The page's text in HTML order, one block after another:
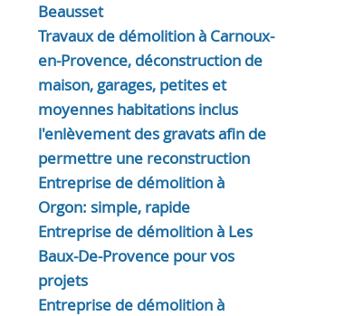
Beausset
Travaux de démolition à Carnoux-
en-Provence, déconstruction de
maison, garages, petites et
moyennes habitations inclus
l'enlèvement des gravats afin de
permettre une reconstruction
Entreprise de démolition à
Orgon: simple, rapide
Entreprise de démolition à Les
Baux-De-Provence pour vos
projets
Entreprise de démolition à